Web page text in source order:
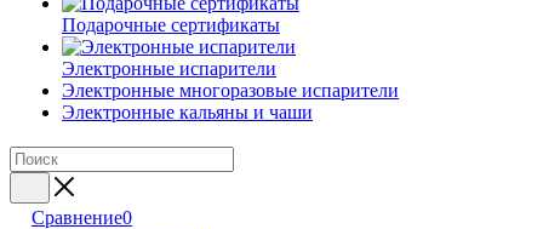
Подарочные сертификаты
Электронные испарители
Электронные многоразовые испарители
Электронные кальяны и чаши
Сравнение0